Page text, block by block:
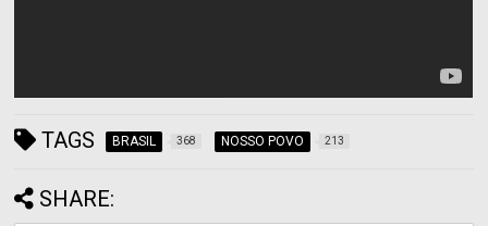
TAGS BRASIL 368 NOSSO POVO 213
SHARE: